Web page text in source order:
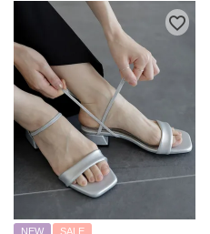
NEW SALE